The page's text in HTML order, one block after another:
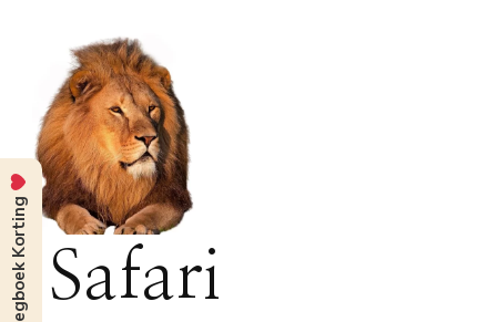
Safari
Vroegboek Korting